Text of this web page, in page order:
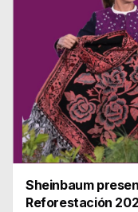
Sheinbaum
Reforestación